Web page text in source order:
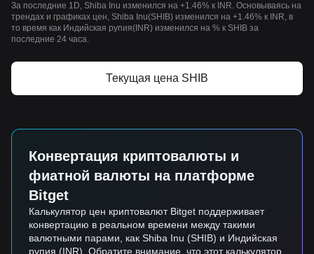
За последние 1D, Shiba Inu изменился на +1.46% к INR. Основываясь на
трендах и графиках цен, Shiba Inu(SHIB) изменился на +1.46% к INR, в
то время как Индийская рупия(INR) изменился на % к SHIB за
последние 24 часа.
Текущая цена SHIB
Конвертация криптовалюты и
фиатной валюты на платформе
Bitget
Калькулятор цен криптовалют Bitget поддерживает
конвертацию в реальном времени между такими
валютными парами, как Shiba Inu (SHIB) и Индийская
рупия (INR). Обратите внимание, что этот калькулятор